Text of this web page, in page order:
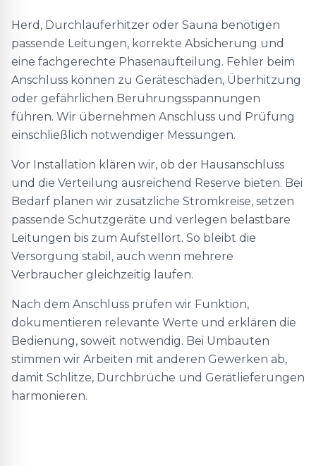
Herd, Durchlauferhitzer oder Sauna benötigen
passende Leitungen, korrekte Absicherung und
eine fachgerechte Phasenaufteilung. Fehler beim
Anschluss können zu Geräteschäden, Überhitzung
oder gefährlichen Berührungsspannungen
führen. Wir übernehmen Anschluss und Prüfung
einschließlich notwendiger Messungen.
Vor Installation klären wir, ob der Hausanschluss
und die Verteilung ausreichend Reserve bieten. Bei
Bedarf planen wir zusätzliche Stromkreise, setzen
passende Schutzgeräte und verlegen belastbare
Leitungen bis zum Aufstellort. So bleibt die
Versorgung stabil, auch wenn mehrere
Verbraucher gleichzeitig laufen.
Nach dem Anschluss prüfen wir Funktion,
dokumentieren relevante Werte und erklären die
Bedienung, soweit notwendig. Bei Umbauten
stimmen wir Arbeiten mit anderen Gewerken ab,
damit Schlitze, Durchbrüche und Gerätlieferungen
harmonieren.